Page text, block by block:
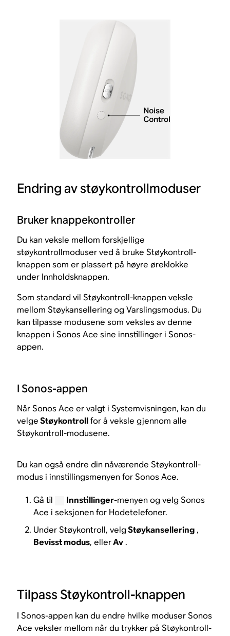
Endring av støykontrollmoduser
Bruker knappekontroller
Du kan veksle mellom forskjellige
støykontrollmoduser ved å bruke Støykontroll-
knappen som er plassert på høyre øreklokke
under Innholdsknappen.
Som standard vil Støykontroll-knappen veksle
mellom Støykansellering og Varslingsmodus. Du
kan tilpasse modusene som veksles av denne
knappen i Sonos Ace sine innstillinger i Sonos-
appen.
I Sonos-appen
Når Sonos Ace er valgt i Systemvisningen, kan du
velgeStøykontrollfor å veksle gjennom alle
Støykontroll-modusene.
Du kan også endre din nåværende Støykontroll-
modus i innstillingsmenyen for Sonos Ace.
Gå til Innstillinger-menyen og velg Sonos
Ace i seksjonen for Hodetelefoner.
Under Støykontroll, velgStøykansellering ,
Bevisst modus, ellerAv.
Tilpass Støykontroll-knappen
I Sonos-appen kan du endre hvilke moduser Sonos
Ace veksler mellom når du trykker på Støykontroll-